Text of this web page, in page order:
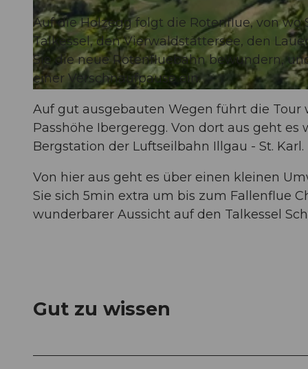
Auf die Holzegg folgt die Rotenflue, von
Talkessel, den Vierwaldstättersee, den
Sie die neue Rotenfluebahn bewundern,
einer Verschnaufpause ein.
Auf gut ausgebauten Wegen führt die
Passhöhe Ibergeregg. Von dort aus geht
Bergstation der Luftseilbahn Illgau - St. Karl.
Von hier aus geht es über einen kleinen
Sie sich 5min extra um bis zum Fallenflue
wunderbarer Aussicht auf den Talkessel
Gut zu wissen